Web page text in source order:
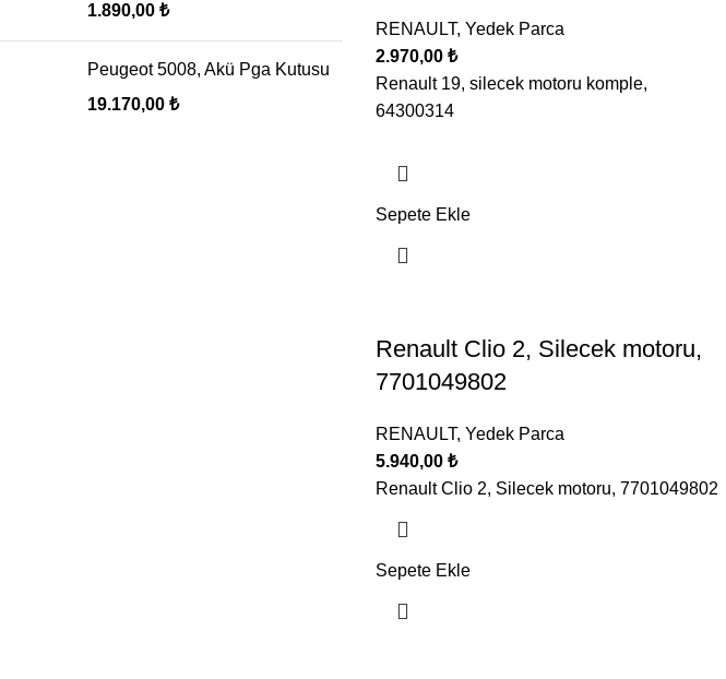
1.890,00 ₺
Peugeot 5008, Akü Pga Kutusu
19.170,00 ₺
RENAULT, Yedek Parca
2.970,00 ₺
Renault 19, silecek motoru komple,
64300314
Sepete Ekle
Renault Clio 2, Silecek motoru,
7701049802
RENAULT, Yedek Parca
5.940,00 ₺
Renault Clio 2, Silecek motoru, 7701049802
Sepete Ekle